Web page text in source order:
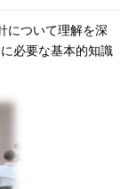
について理解を深
必要な基本的知識